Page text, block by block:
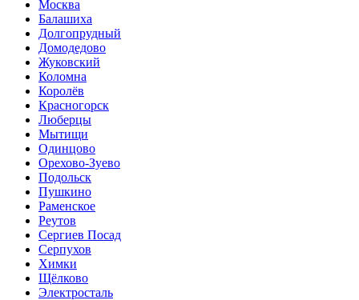
Москва
Балашиха
Долгопрудный
Домодедово
Жуковский
Коломна
Королёв
Красногорск
Люберцы
Мытищи
Одинцово
Орехово-Зуево
Подольск
Пушкино
Раменское
Реутов
Сергиев Посад
Серпухов
Химки
Щёлково
Электросталь